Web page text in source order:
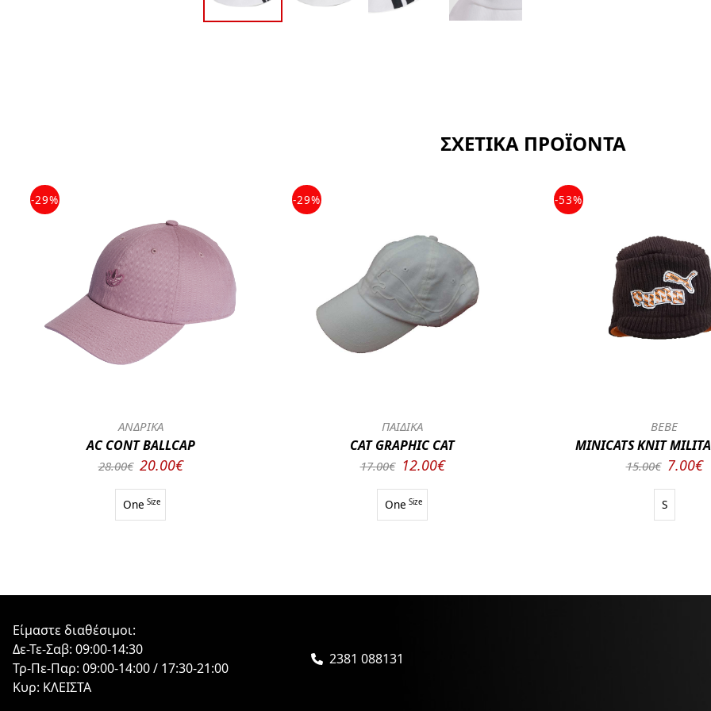
ΣΧΕΤΙΚΑ ΠΡΟΪΟΝΤΑ
-29%
ΑΝΔΡΙΚΑ
AC CONT BALLCAP
28.00€ 20.00€
One Size
-29%
ΠΑΙΔΙΚΑ
CAT GRAPHIC CAT
17.00€ 12.00€
One Size
-53%
BEBE
MINICATS KNIT
15.00€ 7.00€
S
Είμαστε διαθέσιμοι:
Δε-Τε-Σαβ: 09:00-14:30
Τρ-Πε-Παρ: 09:00-14:00 / 17:30-21:00
Κυρ: ΚΛΕΙΣΤΑ
2381 088131